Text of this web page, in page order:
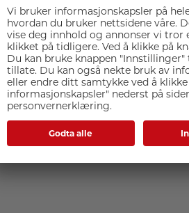
the side for accessory
tripod plate such as Manfrotto
Carry Strap.